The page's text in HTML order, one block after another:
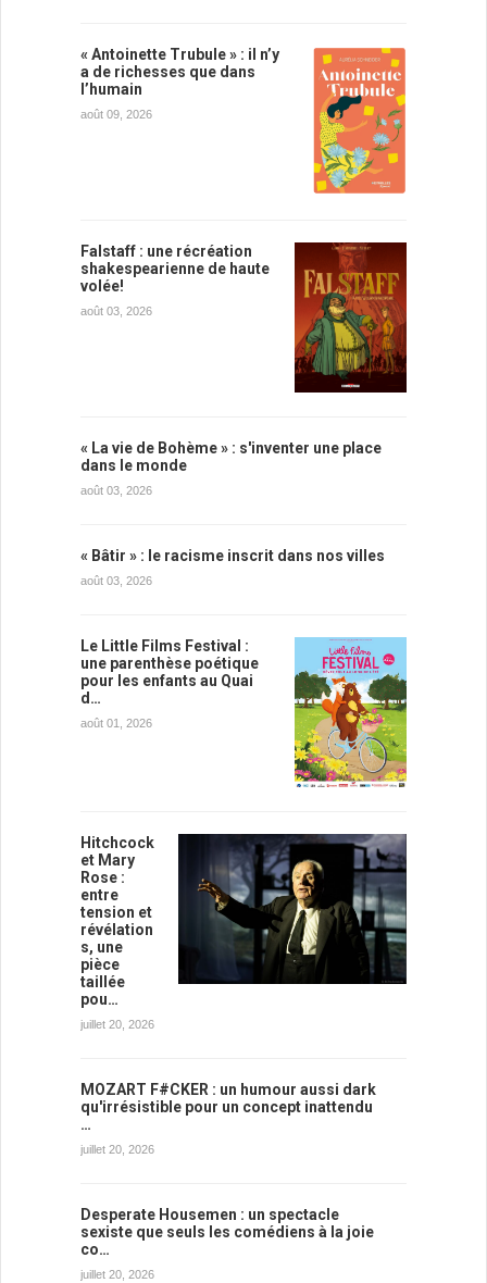
« Antoinette Trubule » : il n’y
a de richesses que dans
l’humain
août 09, 2026
Falstaff : une récréation
shakespearienne de haute
volée!
août 03, 2026
« La vie de Bohème » : s'inventer une place
dans le monde
août 03, 2026
« Bâtir » : le racisme inscrit dans nos villes
août 03, 2026
Le Little Films Festival :
une parenthèse poétique
pour les enfants au Quai
d…
août 01, 2026
Hitchcock
et Mary
Rose :
entre
tension et
révélation
s, une
pièce
taillée
pou…
juillet 20, 2026
MOZART F#CKER : un humour aussi dark
qu'irrésistible pour un concept inattendu
…
juillet 20, 2026
Desperate Housemen : un spectacle
sexiste que seuls les comédiens à la joie
co…
juillet 20, 2026